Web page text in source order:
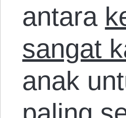
antara
sangat
anak